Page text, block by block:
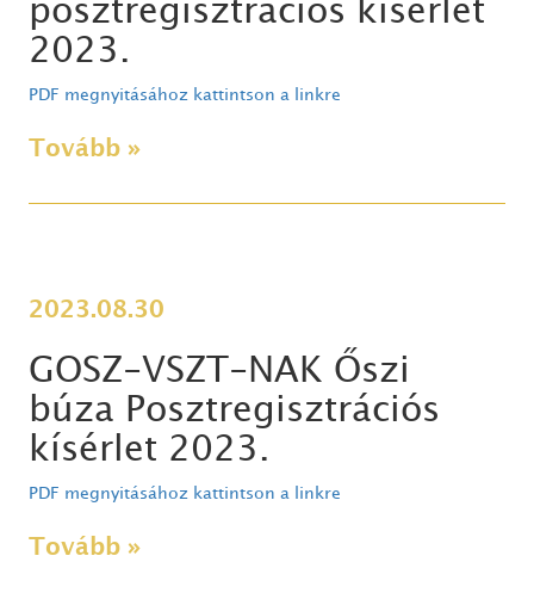
posztregisztrációs kísérlet
2023.
PDF megnyitásához kattintson a linkre
Tovább »
2023.08.30
GOSZ-VSZT-NAK Őszi
búza Posztregisztrációs
kísérlet 2023.
PDF megnyitásához kattintson a linkre
Tovább »